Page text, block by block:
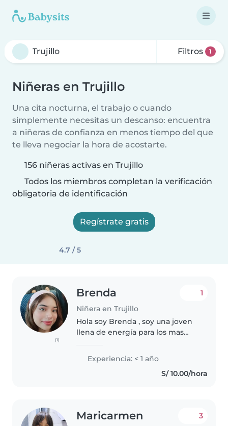
Filtros 1
Niñeras en Trujillo
Una cita nocturna, el trabajo o cuando
simplemente necesitas un descanso: encuentra
a niñeras de confianza en menos tiempo del que
te lleva negociar la hora de acostarte.
156 niñeras activas en Trujillo
Todos los miembros completan la verificación
obligatoria de identificación
Regístrate gratis
4.7 / 5
(1)
Brenda
Niñera en Trujillo
1
Hola soy Brenda , soy una joven
llena de energía para los mas
considero una niñera
responsable y muy paciente y
atenta con bebés/niños. Siempre
Experiencia: < 1 año
S/ 10.00/hora
Maricarmen 3